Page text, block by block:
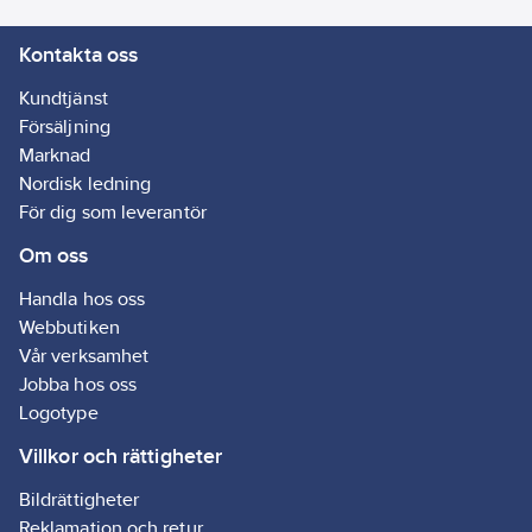
Kontakta oss
Kundtjänst
Försäljning
Marknad
Nordisk ledning
För dig som leverantör
Om oss
Handla hos oss
Webbutiken
Vår verksamhet
Jobba hos oss
Logotype
Villkor och rättigheter
Bildrättigheter